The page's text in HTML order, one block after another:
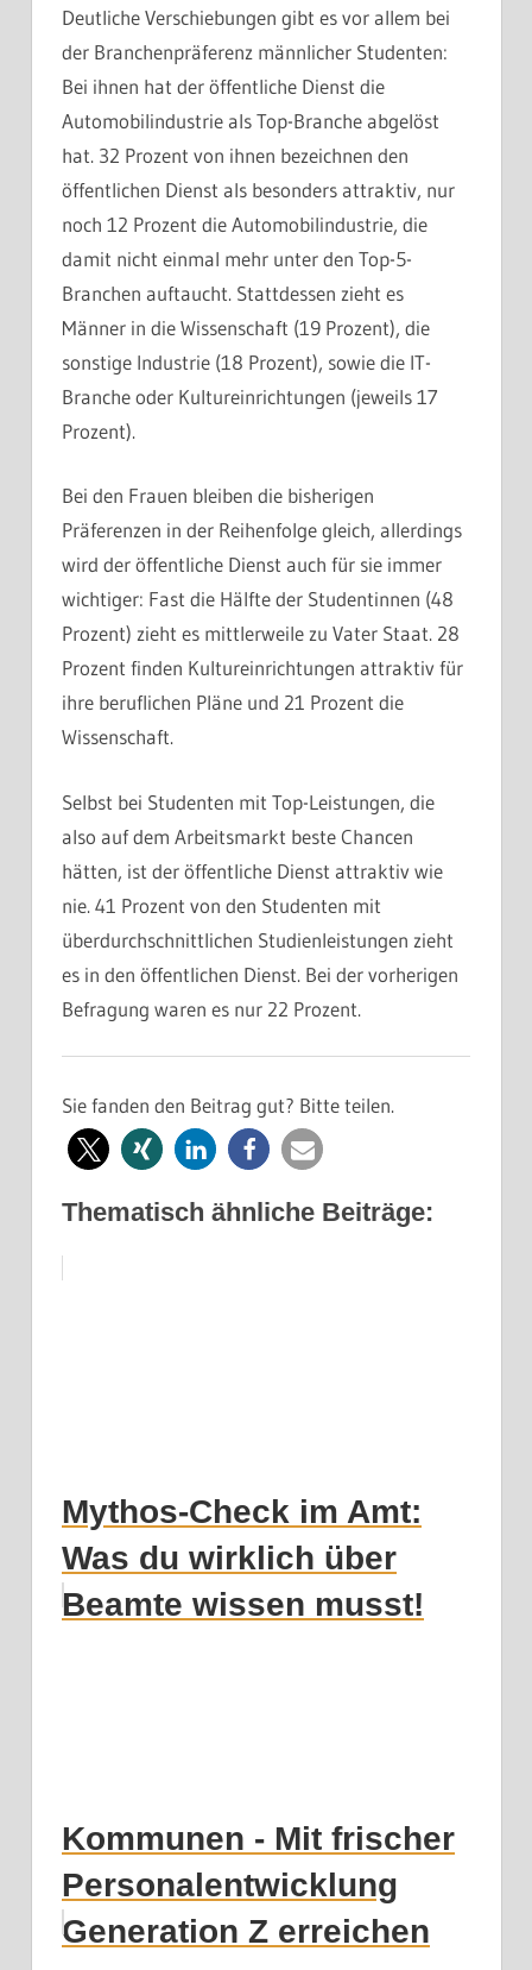
Deutliche Verschiebungen gibt es vor allem bei
der Branchenpräferenz männlicher Studenten:
Bei ihnen hat der öffentliche Dienst die
Automobilindustrie als Top-Branche abgelöst
hat. 32 Prozent von ihnen bezeichnen den
öffentlichen Dienst als besonders attraktiv, nur
noch 12 Prozent die Automobilindustrie, die
damit nicht einmal mehr unter den Top-5-
Branchen auftaucht. Stattdessen zieht es
Männer in die Wissenschaft (19 Prozent), die
sonstige Industrie (18 Prozent), sowie die IT-
Branche oder Kultureinrichtungen (jeweils 17
Prozent).
Bei den Frauen bleiben die bisherigen
Präferenzen in der Reihenfolge gleich, allerdings
wird der öffentliche Dienst auch für sie immer
wichtiger: Fast die Hälfte der Studentinnen (48
Prozent) zieht es mittlerweile zu Vater Staat. 28
Prozent finden Kultureinrichtungen attraktiv für
ihre beruflichen Pläne und 21 Prozent die
Wissenschaft.
Selbst bei Studenten mit Top-Leistungen, die
also auf dem Arbeitsmarkt beste Chancen
hätten, ist der öffentliche Dienst attraktiv wie
nie. 41 Prozent von den Studenten mit
überdurchschnittlichen Studienleistungen zieht
es in den öffentlichen Dienst. Bei der vorherigen
Befragung waren es nur 22 Prozent.
Sie fanden den Beitrag gut? Bitte teilen.
Thematisch ähnliche Beiträge:
Mythos-Check im Amt:
Was du wirklich über
Beamte wissen musst!
Kommunen - Mit frischer
Personalentwicklung
Generation Z erreichen